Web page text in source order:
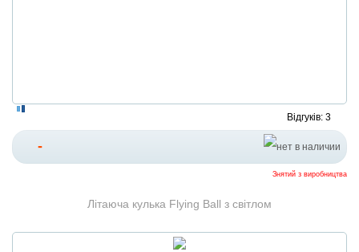
Відгуків: 3
-
Знятий з виробництва
Літаюча кулька Flying Ball з світлом